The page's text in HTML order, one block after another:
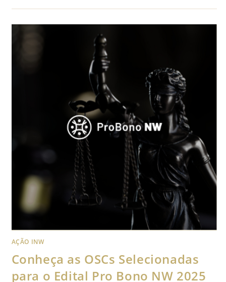
AÇÃO INW
Conheça as OSCs Selecionadas
para o Edital Pro Bono NW 2025